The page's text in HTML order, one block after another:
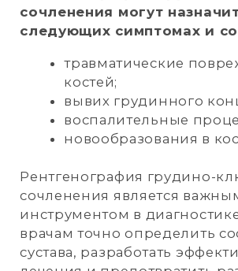
своевременного начала лечения и
предотвращения развития серьёзных
заболеваний.
Рентгенография грудного отдела
позвоночника является важным
инструментом в диагностике и позволяет
врачам точно определить состояние
позвоночника, разработать эффективный
план лечения и предотвратить развитие
осложнений.
1 490 р
рентгенография грудного
отдела позвоночника
в 2 проекциях
690 р
отдела позвоночника